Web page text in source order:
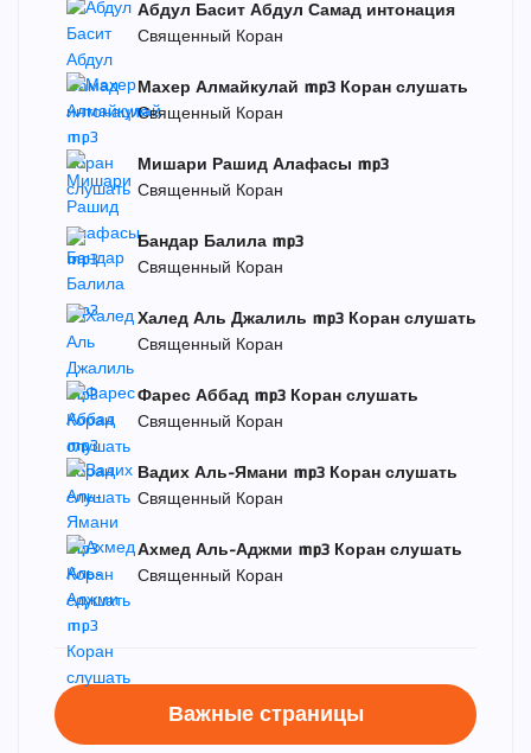
Абдул Басит Абдул Самад интонация
Священный Коран
Махер Алмайкулай mp3 Коран слушать
Священный Коран
Мишари Рашид Алафасы mp3
Священный Коран
Бандар Балила mp3
Священный Коран
Халед Аль Джалиль mp3 Коран слушать
Священный Коран
Фарес Аббад mp3 Коран слушать
Священный Коран
Вадих Аль-Ямани mp3 Коран слушать
Священный Коран
Ахмед Аль-Аджми mp3 Коран слушать
Священный Коран
Важные страницы